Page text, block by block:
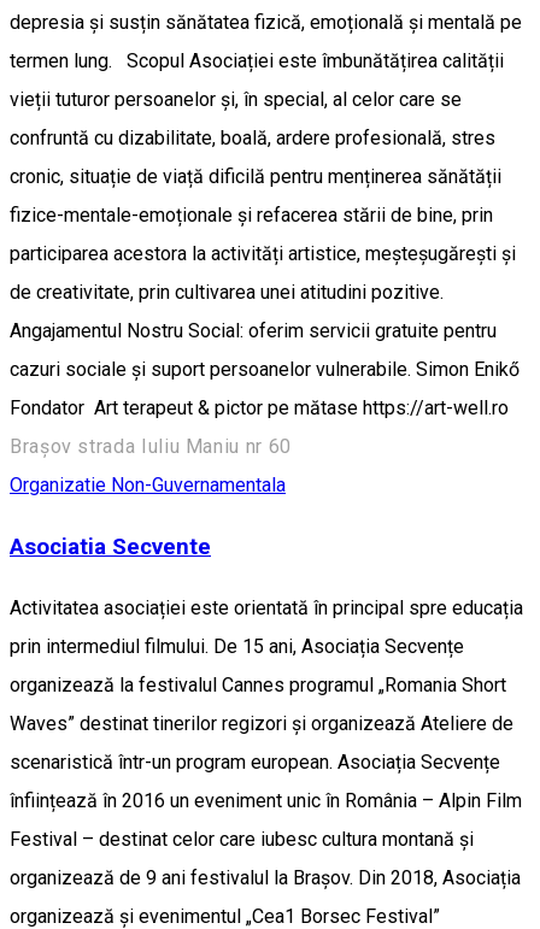
depresia și susțin sănătatea fizică, emoțională și mentală pe
termen lung. Scopul Asociației este îmbunătățirea calității
vieții tuturor persoanelor și, în special, al celor care se
confruntă cu dizabilitate, boală, ardere profesională, stres
cronic, situație de viață dificilă pentru menținerea sănătății
fizice-mentale-emoționale și refacerea stării de bine, prin
participarea acestora la activități artistice, meșteșugărești și
de creativitate, prin cultivarea unei atitudini pozitive.
Angajamentul Nostru Social: oferim servicii gratuite pentru
cazuri sociale și suport persoanelor vulnerabile. Simon Enikő
Fondator Art terapeut & pictor pe mătase https://art-well.ro
Brașov strada Iuliu Maniu nr 60
Organizatie Non-Guvernamentala
Asociatia Secvente
Activitatea asociației este orientată în principal spre educația
prin intermediul filmului. De 15 ani, Asociația Secvențe
organizează la festivalul Cannes programul „Romania Short
Waves” destinat tinerilor regizori și organizează Ateliere de
scenaristică într-un program european. Asociația Secvențe
înființează în 2016 un eveniment unic în România – Alpin Film
Festival – destinat celor care iubesc cultura montană și
organizează de 9 ani festivalul la Brașov. Din 2018, Asociația
organizează și evenimentul „Cea1 Borsec Festival”